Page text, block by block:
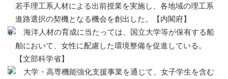
若手理工系人材による出前授業を実施し、各地域の理工系
進路選択の契機となる機会を創出した。【内閣府】
海洋人材の育成に当たっては、国立大学等が保有する船
舶において、女性に配慮した環境整備を促進している。
【文部科学省】
大学・高専機能強化支援事業を通じて、女子学生を含む